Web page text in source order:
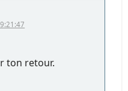
ton retour.